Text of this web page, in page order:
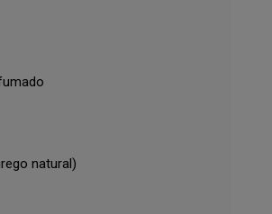
natural)